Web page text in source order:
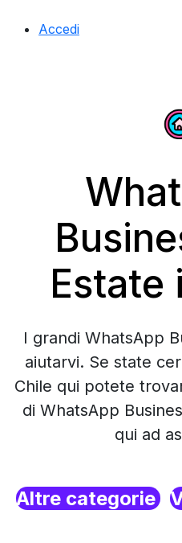
Accedi
Estate
I grandi WhatsApp
aiutarvi. Se state
Chile qui potete
di WhatsApp
qui ad
Altre categorie